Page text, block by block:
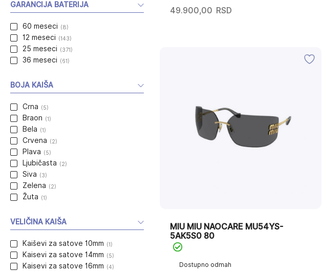
49.900,00 RSD
Dostupno odmah
MIU MIU NAOCARE MU54YS-
5AK5S0 80
GARANCIJA BATERIJA
60 meseci (8)
12 meseci (143)
25 meseci (371)
36 meseci (61)
BOJA KAIŠA
Crna (5)
Braon (1)
Bela (1)
Crvena (2)
Plava (5)
Ljubičasta (2)
Siva (3)
Zelena (2)
Žuta (1)
VELIČINA KAIŠA
Kaiševi za satove 10mm (1)
Kaisevi za satove 14mm (5)
Kaisevi za satove 16mm (4)